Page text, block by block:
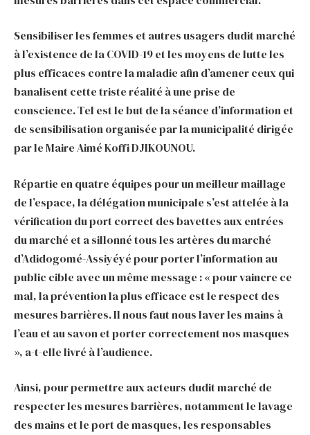
Sensibiliser les femmes et autres usagers dudit marché
à l’existence de la COVID-19 et les moyens de lutte les
plus efficaces contre la maladie afin d’amener ceux qui
banalisent cette triste réalité à une prise de
conscience. Tel est le but de la séance d’information et
de sensibilisation organisée par la municipalité dirigée
par le Maire Aimé Koffi DJIKOUNOU.
Répartie en quatre équipes pour un meilleur maillage
de l’espace, la délégation municipale s’est attelée à la
vérification du port correct des bavettes aux entrées
du marché et a sillonné tous les artères du marché
d’Adidogomé-Assiyéyé pour porter l’information au
public cible avec un même message : « pour vaincre ce
mal, la prévention la plus efficace est le respect des
mesures barrières. Il nous faut nous laver les mains à
l’eau et au savon et porter correctement nos masques
», a-t-elle livré à l’audience.
Ainsi, pour permettre aux acteurs dudit marché de
respecter les mesures barrières, notamment le lavage
des mains et le port de masques, les responsables